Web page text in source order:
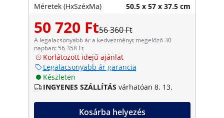
Méretek (HxSzéxMa) 50.5 x 57 x 37.5 cm
50 720 Ft56 360 Ft
A legalacsonyabb ár a kedvezményt megelőző 30
napban: 56 358 Ft
Korlátozott idejű ajánlat
Legalacsonyabb ár garancia
Készleten
INGYENES SZÁLLÍTÁS várhatóan 8. 13.
Kosárba helyezés